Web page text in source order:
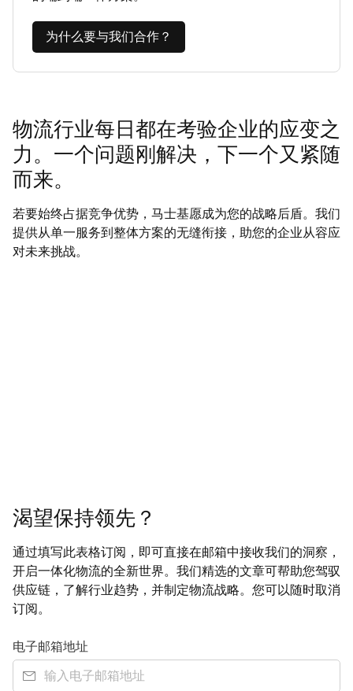
为什么要与我们合作？
物流行业每日都在考验企业的应变之
力。一个问题刚解决，下一个又紧随
而来。
若要始终占据竞争优势，马士基愿成为您的战略后盾。我们
提供从单一服务到整体方案的无缝衔接，助您的企业从容应
对未来挑战。
渴望保持领先？
通过填写此表格订阅，即可直接在邮箱中接收我们的洞察，
开启一体化物流的全新世界。我们精选的文章可帮助您驾驭
供应链，了解行业趋势，并制定物流战略。您可以随时取消
订阅。
电子邮箱地址